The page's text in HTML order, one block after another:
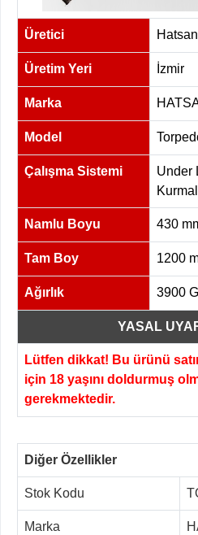
Üretici
Üretim Yeri İzmir
Marka
Model
Çalışma Sistemi
Under
Namlu Boyu 430
Tam Boy 1200
Ağırlık 3900
YASAL
Lütfen dikkat! Bu ürünü
için 18 yaşını doldurmuş
gerekmektedir.
Diğer Özellikler
Stok Kodu
Marka